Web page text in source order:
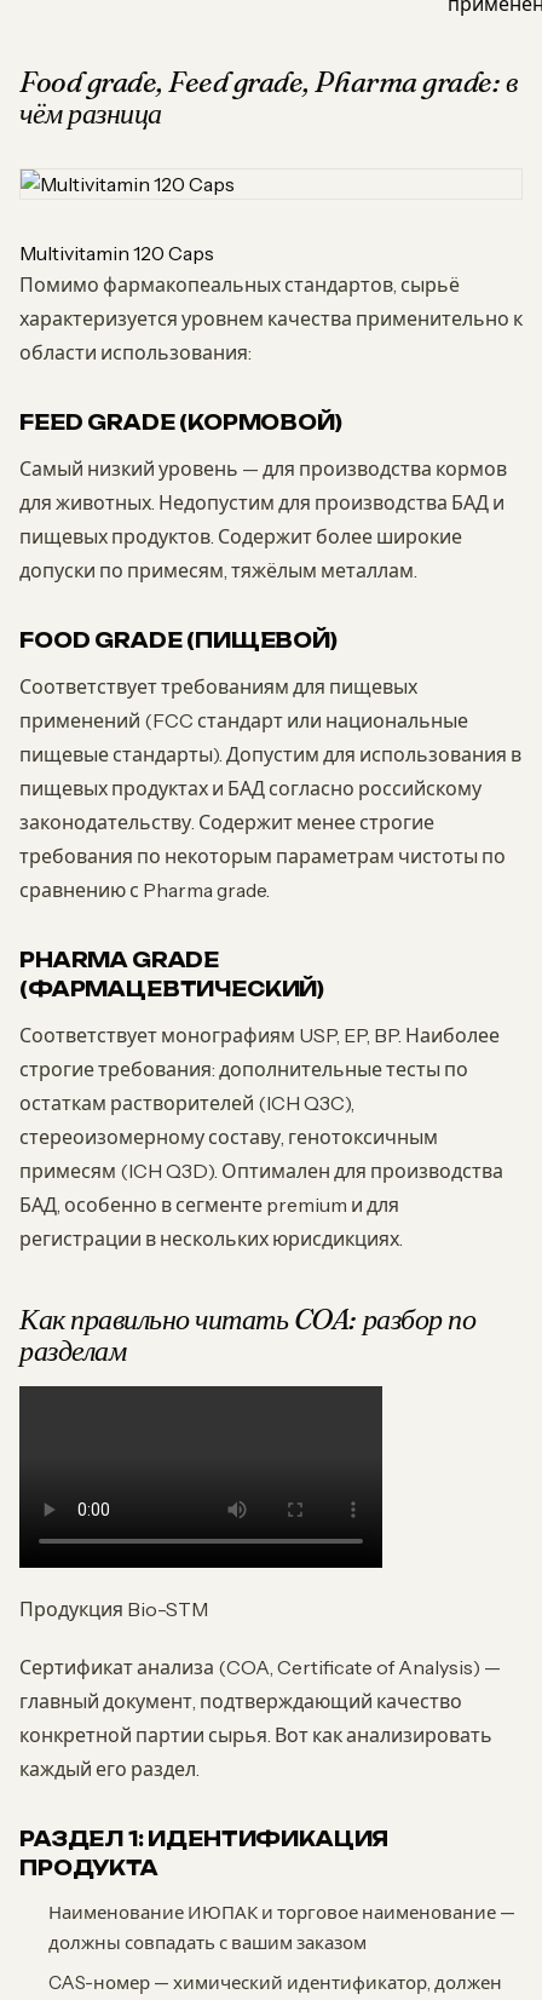
Food grade, Feed grade, Pharma grade: в
чём разница
Multivitamin 120 Caps
Помимо фармакопеальных стандартов, сырьё
характеризуется уровнем качества применительно к
области использования:
FEED GRADE (КОРМОВОЙ)
Самый низкий уровень — для производства кормов
для животных. Недопустим для производства БАД и
пищевых продуктов. Содержит более широкие
допуски по примесям, тяжёлым металлам.
FOOD GRADE (ПИЩЕВОЙ)
Соответствует требованиям для пищевых
применений (FCC стандарт или национальные
пищевые стандарты). Допустим для использования в
пищевых продуктах и БАД согласно российскому
законодательству. Содержит менее строгие
требования по некоторым параметрам чистоты по
сравнению с Pharma grade.
PHARMA GRADE
(ФАРМАЦЕВТИЧЕСКИЙ)
Соответствует монографиям USP, EP, BP. Наиболее
строгие требования: дополнительные тесты по
остаткам растворителей (ICH Q3C),
стереоизомерному составу, генотоксичным
примесям (ICH Q3D). Оптимален для производства
БАД, особенно в сегменте premium и для
регистрации в нескольких юрисдикциях.
Как правильно читать COA: разбор по
разделам
Продукция Bio-STM
Сертификат анализа (COA, Certificate of Analysis) —
главный документ, подтверждающий качество
конкретной партии сырья. Вот как анализировать
каждый его раздел.
РАЗДЕЛ 1: ИДЕНТИФИКАЦИЯ
ПРОДУКТА
Наименование ИЮПАК и торговое наименование —
должны совпадать с вашим заказом
CAS-номер — химический идентификатор, должен